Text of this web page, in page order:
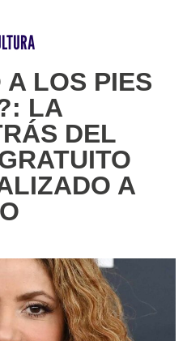
LOS PIES
LA
DEL
A